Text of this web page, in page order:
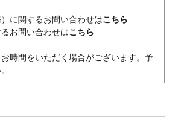
に関するお問い合わせはこちら
お問い合わせはこちら
時間をいただく場合がございます。予